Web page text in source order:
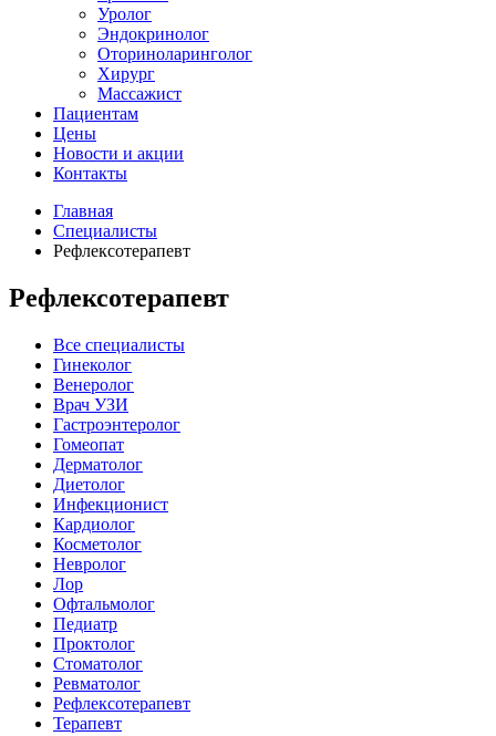
Уролог
Эндокринолог
Оториноларинголог
Хирург
Массажист
Пациентам
Цены
Новости и акции
Контакты
Главная
Специалисты
Рефлексотерапевт
Рефлексотерапевт
Все специалисты
Гинеколог
Венеролог
Врач УЗИ
Гастроэнтеролог
Гомеопат
Дерматолог
Диетолог
Инфекционист
Кардиолог
Косметолог
Невролог
Лор
Офтальмолог
Педиатр
Проктолог
Стоматолог
Ревматолог
Рефлексотерапевт
Терапевт